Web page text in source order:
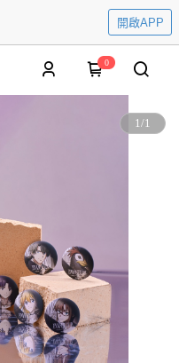
開啟APP
0
1/1